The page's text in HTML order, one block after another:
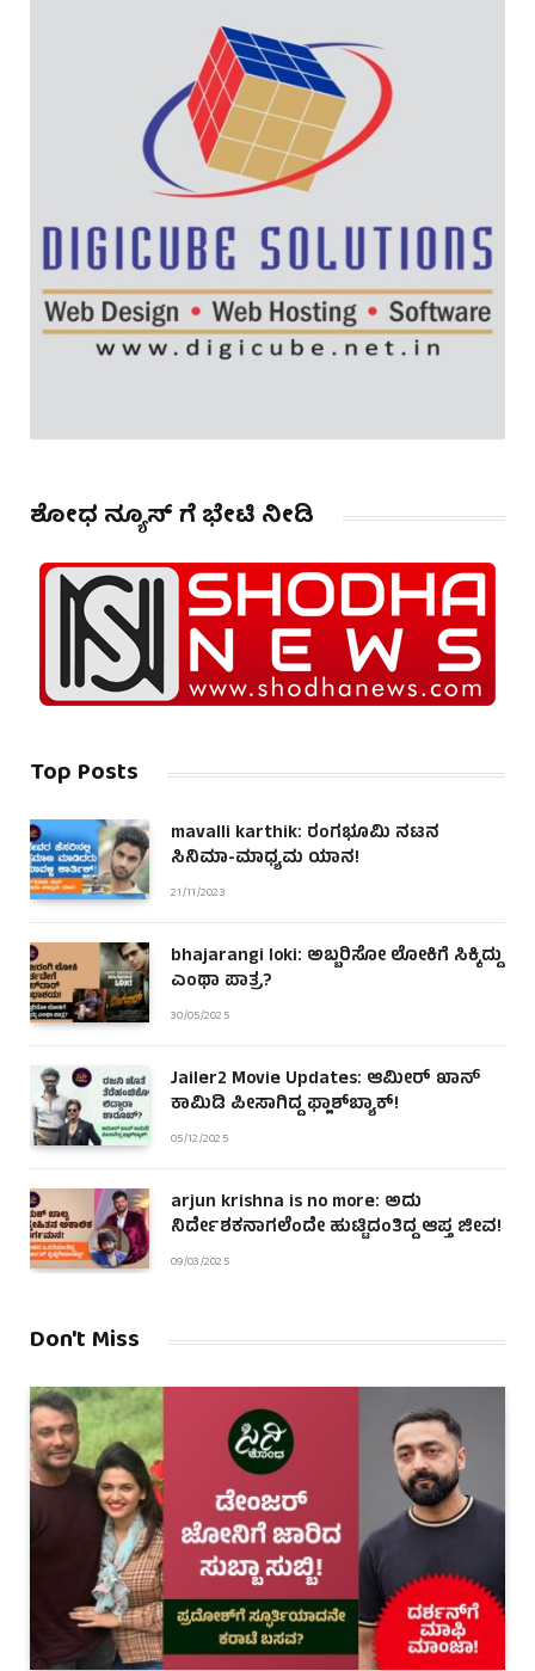
ಶೋಧ ನ್ಯೂಸ್ ಗೆ ಭೇಟಿ ನೀಡಿ
Top Posts
mavalli karthik: ರಂಗಭೂಮಿ ನಟನ
ಸಿನಿಮಾ-ಮಾಧ್ಯಮ ಯಾನ!
21/11/2023
bhajarangi loki: ಅಬ್ಬರಿಸೋ ಲೋಕಿಗೆ ಸಿಕ್ಕಿದ್ದು
ಎಂಥಾ ಪಾತ್ರ?
30/05/2025
Jailer2 Movie Updates: ಆಮೀರ್ ಖಾನ್
ಕಾಮಿಡಿ ಪೀಸಾಗಿದ್ದ ಫ್ಲಾಶ್‌ಬ್ಯಾಕ್!
05/12/2025
arjun krishna is no more: ಅದು
ನಿರ್ದೇಶಕನಾಗಲೆಂದೇ ಹುಟ್ಟಿದಂತಿದ್ದ ಆಪ್ತ ಜೀವ!
09/03/2025
Don't Miss